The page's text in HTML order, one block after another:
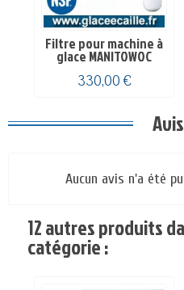
Filtre pour machine à
glace MANITOWOC
330,00 €
Aucun avis n'a été
12 autres produits
catégorie :